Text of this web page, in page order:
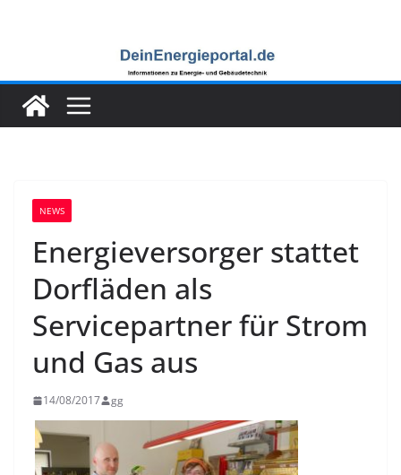
NEWS
Energieversorger stattet
Dorfläden als
Servicepartner für Strom
und Gas aus
14/08/2017 gg